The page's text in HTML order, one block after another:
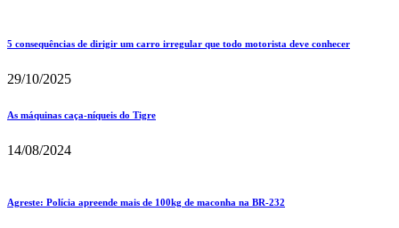
5 consequências de dirigir um carro irregular que todo motorista deve conhecer
29/10/2025
As máquinas caça-níqueis do Tigre
14/08/2024
Agreste: Polícia apreende mais de 100kg de maconha na BR-232